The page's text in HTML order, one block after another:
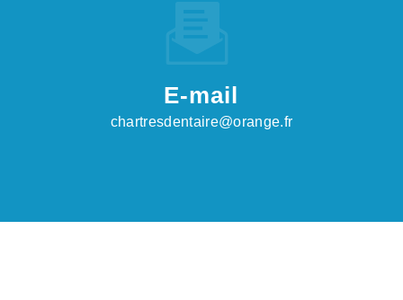
E-mail
chartresdentaire@orange.fr